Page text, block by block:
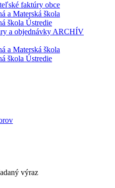
faktúry obce
a Materská škola
škola Ústredie
a objednávky ARCHÍV
a Materská škola
škola Ústredie
výraz